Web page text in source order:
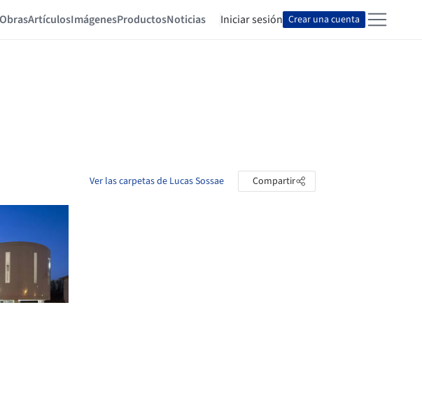
ObrasArtículosImágenesProductosNoticias Iniciar sesión Crear una cuenta
Ver las carpetas de Lucas Sossae Compartir